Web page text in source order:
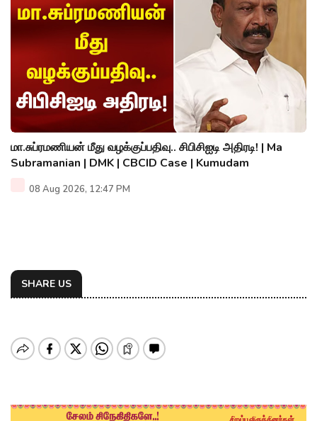
மா.சுப்ரமணியன் மீது வழக்குப்பதிவு.. சிபிசிஐடி அதிரடி! | Ma
Subramanian | DMK | CBCID Case | Kumudam
08 Aug 2026, 12:47 PM
SHARE US